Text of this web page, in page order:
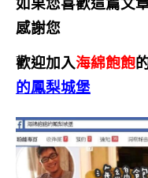
感謝您
歡迎加入海綿飽飽
的鳳梨城堡